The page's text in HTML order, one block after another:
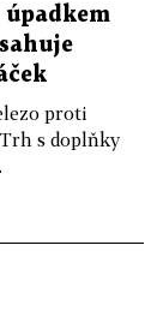
úpadkem
proti
s doplňky